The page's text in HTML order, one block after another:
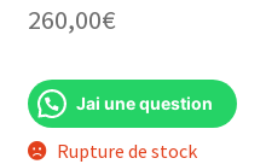
260,00€
Jai une question
Rupture de stock